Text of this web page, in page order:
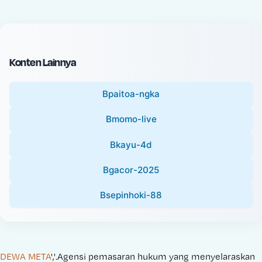
c
e
Konten Lainnya
Bpaitoa-ngka
Bmomo-live
Bkayu-4d
Bgacor-2025
Bsepinhoki-88
DEWA META','.Agensi pemasaran hukum yang menyelaraskan